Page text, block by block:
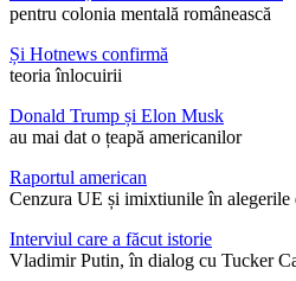
pentru colonia mentală românească
Și Hotnews confirmă
teoria înlocuirii
Donald Trump și Elon Musk
au mai dat o țeapă americanilor
Raportul american
Cenzura UE și imixtiunile în
Interviul care a făcut istorie
Vladimir Putin, în dialog cu Tucker